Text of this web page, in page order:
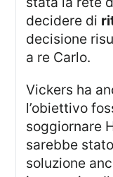
decidere di
decisione
a re Carlo.
Vickers ha anche indicato che, se
l’obiettivo
soggiornare
sarebbe
soluzione